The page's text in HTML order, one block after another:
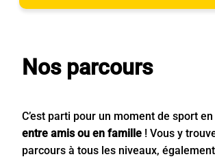
Nos parcours
C’est parti pour un moment de sport
entre amis ou en famille ! Vous y
parcours à tous les niveaux,